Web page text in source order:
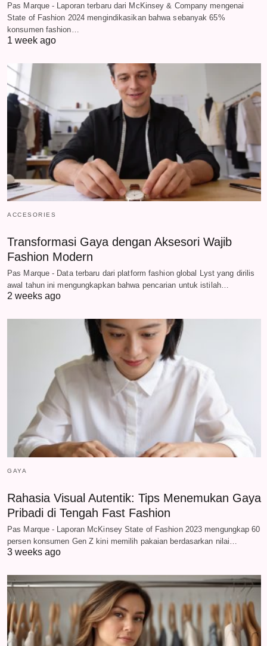
Pas Marque - Laporan terbaru dari McKinsey & Company mengenai
State of Fashion 2024 mengindikasikan bahwa sebanyak 65%
konsumen fashion…
1 week ago
ACCESORIES
Transformasi Gaya dengan Aksesori Wajib
Fashion Modern
Pas Marque - Data terbaru dari platform fashion global Lyst yang dirilis
awal tahun ini mengungkapkan bahwa pencarian untuk istilah…
2 weeks ago
GAYA
Rahasia Visual Autentik: Tips Menemukan Gaya
Pribadi di Tengah Fast Fashion
Pas Marque - Laporan McKinsey State of Fashion 2023 mengungkap 60
persen konsumen Gen Z kini memilih pakaian berdasarkan nilai…
3 weeks ago